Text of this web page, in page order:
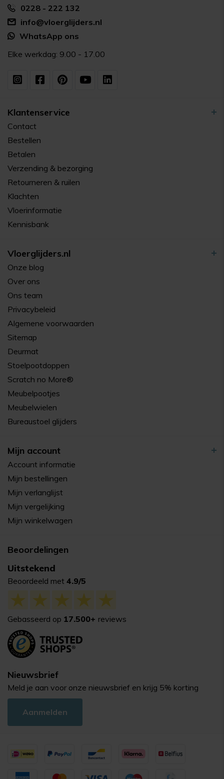
0228 - 222 132
info@vloerglijders.nl
WhatsApp ons
Elke werkdag: 9.00 - 17.00
Klantenservice
Contact
Bestellen
Betalen
Verzending & bezorging
Retourneren & ruilen
Klachten
Vloerinformatie
Kennisbank
Vloerglijders.nl
Onze blog
Over ons
Ons team
Privacybeleid
Algemene voorwaarden
Sitemap
Deurmat
Stoelpootdoppen
Scratch no More®
Meubelpootjes
Meubelwielen
Bureaustoel glijders
Mijn account
Account informatie
Mijn bestellingen
Mijn verlanglijst
Mijn vergelijking
Mijn winkelwagen
Beoordelingen
Uitstekend
Beoordeeld met 4.9/5
Gebasseerd op 17.500+ reviews
Nieuwsbrief
Meld je aan voor onze nieuwsbrief en krijg 5% korting
Aanmelden